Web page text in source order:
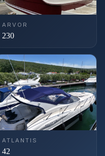
ARVOR
230
ATLANTIS
42